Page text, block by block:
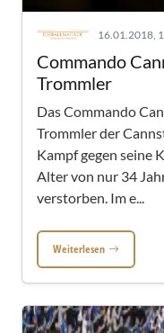
16.01.2018,
Commando
Trommler
Das Commando
Trommler der
Kampf gegen seine
Alter von nur 34
verstorben. Im e...
Weiterlesen